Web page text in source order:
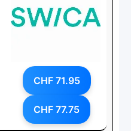
CHF 71.95
CHF 77.75